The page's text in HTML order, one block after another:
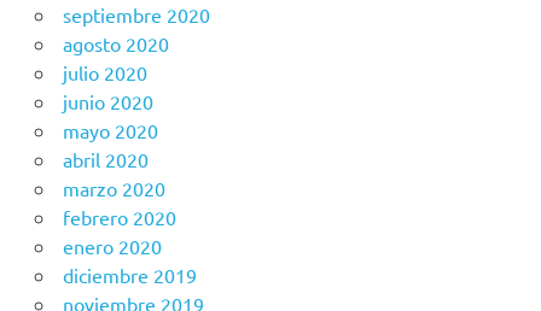
septiembre 2020
agosto 2020
julio 2020
junio 2020
mayo 2020
abril 2020
marzo 2020
febrero 2020
enero 2020
diciembre 2019
noviembre 2019